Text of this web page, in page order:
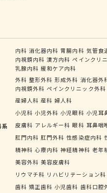
内科 消化器内科 胃腸内科 気管食
内視鏡内科 漢方内科 ペインクリ
乳腺内科 緩和ケア内科
外科 整形外科 形成外科 消化器外
内視鏡外科 ペインクリニック外科
産婦人科 産科 婦人科
小児科 小児外科 小児眼科 小児耳
系
皮膚科 アレルギー科 眼科 耳鼻咽
肛門内科 肛門外科 性感染症内科
精神科 心療内科 神経精神科 老年
美容外科 美容皮膚科
リウマチ科 リハビリテーション科
歯科 矯正歯科 小児歯科 歯科口腔